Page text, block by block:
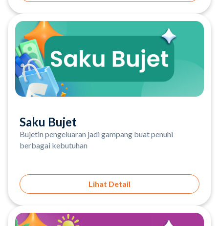
Saku Bujet
Bujetin pengeluaran jadi gampang buat penuhi
berbagai kebutuhan
Lihat Detail